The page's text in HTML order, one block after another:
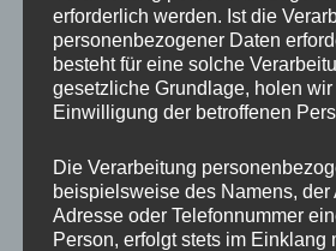
erforderlich werden. Ist die
personenbezogener Daten
besteht für eine solche
gesetzliche Grundlage, holen
Einwilligung der betroffenen
Die Verarbeitung
beispielsweise des Namens, der
Adresse oder Telefonnummer
Person, erfolgt stets im Einklang